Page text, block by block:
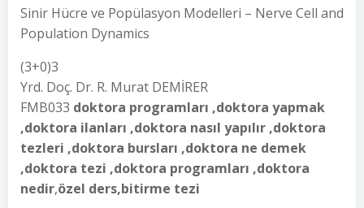
Sinir Hücre ve Popülasyon Modelleri – Nerve Cell and
Population Dynamics
(3+0)3
Yrd. Doç. Dr. R. Murat DEMİRER
FMB033 doktora programları ,doktora yapmak
,doktora ilanları ,doktora nasıl yapılır ,doktora
tezleri ,doktora bursları ,doktora ne demek
,doktora tezi ,doktora programları ,doktora
nedir,özel ders,bitirme tezi